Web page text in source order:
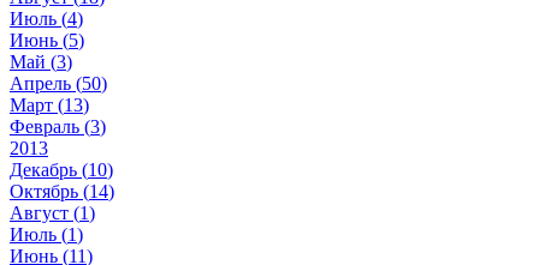
Июль (4)
Июнь (5)
Май (3)
Апрель (50)
Март (13)
Февраль (3)
2013
Декабрь (10)
Октябрь (14)
Август (1)
Июль (1)
Июнь (11)